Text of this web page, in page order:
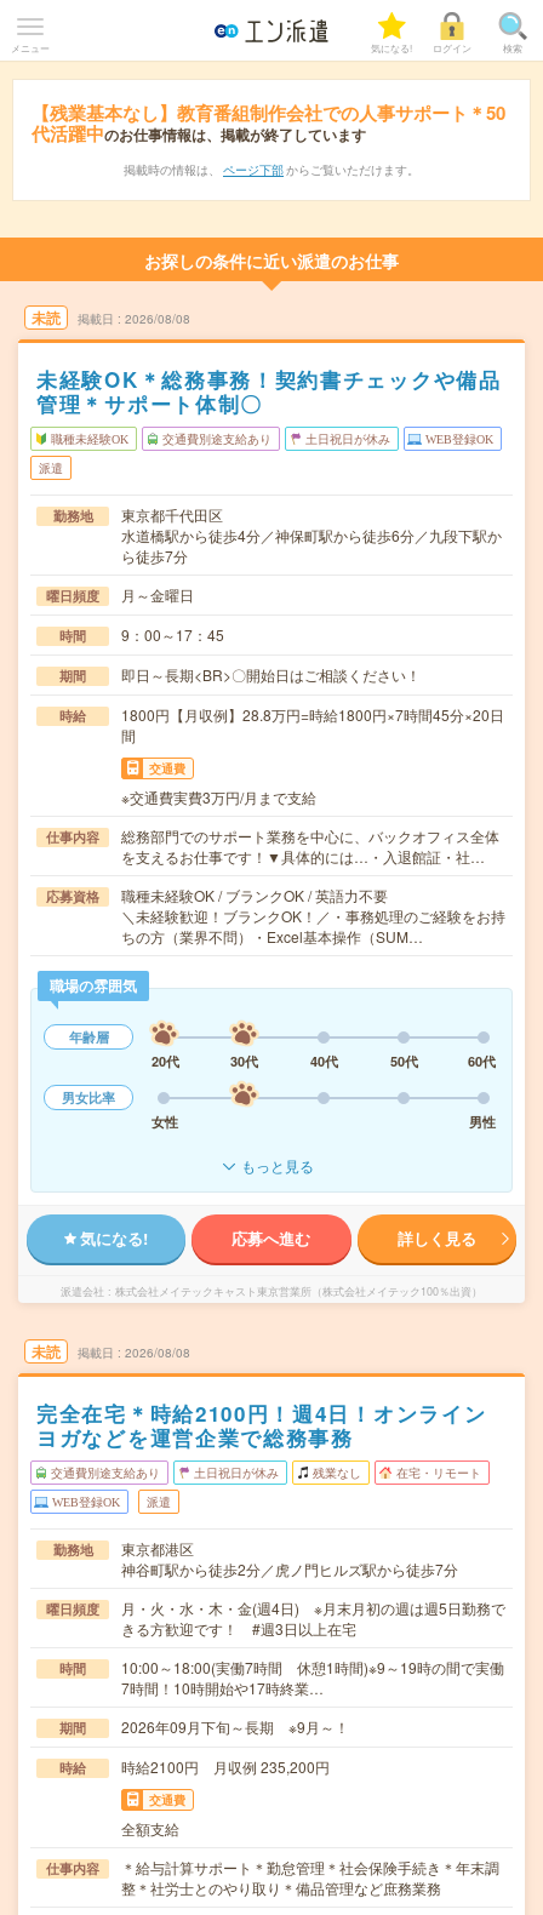
メニュー 気になる! ログイン 検索
【残業基本なし】教育番組制作会社での人事サポート＊50
代活躍中のお仕事情報は、掲載が終了しています
掲載時の情報は、 ページ下部 からご覧いただけます。
お探しの条件に近い派遣のお仕事
未読 掲載日 2026/08/08
未経験OK＊総務事務！契約書チェックや備品
管理＊サポート体制〇
職種未経験OK 交通費別途支給あり 土日祝日が休み WEB登録OK
派遣
勤務地
東京都千代田区
水道橋駅から徒歩4分／神保町駅から徒歩6分／九段下駅か
ら徒歩7分
曜日頻度 月～金曜日
時間 9：00～17：45
期間 即日～長期<BR>〇開始日はご相談ください！
時給
1800円【月収例】28.8万円=時給1800円×7時間45分×20日
間
交通費
※交通費実費3万円/月まで支給
仕事内容
総務部門でのサポート業務を中心に、バックオフィス全体
を支えるお仕事です！▼具体的には…・入退館証・社…
応募資格
職種未経験OK / ブランクOK / 英語力不要
＼未経験歓迎！ブランクOK！／・事務処理のご経験をお持
ちの方（業界不問）・Excel基本操作（SUM…
職場の雰囲気
年齢層
20代
30代 40代 50代
60代
男女比率
女性
男性
もっと見る
気になる! 応募へ進む 詳しく見る
派遣会社 株式会社メイテックキャスト東京営業所（株式会社メイテック100％出資）
未読 掲載日 2026/08/08
完全在宅＊時給2100円！週4日！オンライン
ヨガなどを運営企業で総務事務
交通費別途支給あり 土日祝日が休み 残業なし 在宅・リモート
WEB登録OK 派遣
勤務地
東京都港区
神谷町駅から徒歩2分／虎ノ門ヒルズ駅から徒歩7分
曜日頻度
月・火・水・木・金(週4日) ※月末月初の週は週5日勤務で
きる方歓迎です！ #週3日以上在宅
時間
10:00～18:00(実働7時間 休憩1時間)※9～19時の間で実働
7時間！10時開始や17時終業…
期間 2026年09月下旬～長期 ※9月～！
時給 時給2100円 月収例 235,200円
交通費
全額支給
仕事内容
＊給与計算サポート＊勤怠管理＊社会保険手続き＊年末調
整＊社労士とのやり取り＊備品管理など庶務業務